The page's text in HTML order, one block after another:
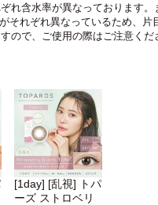
れ含水率が異なっております
それぞれ異なっているため、片
ので、ご使用の際はご注意くだ
[1day] [乱視] トパ
ーズ ストロベリ